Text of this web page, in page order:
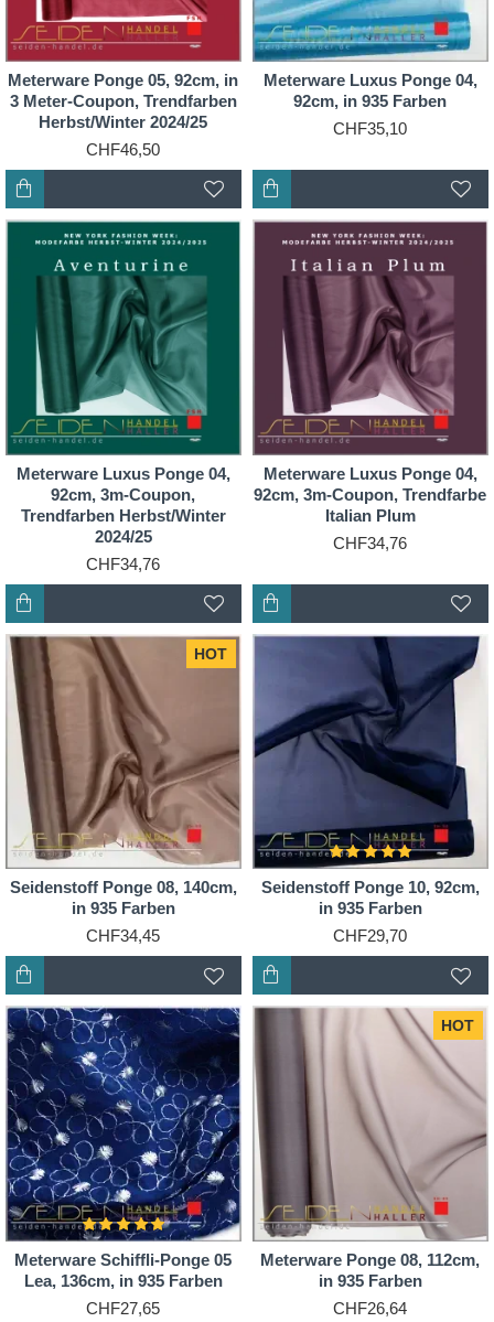
Meterware Ponge 05, 92cm, in
3 Meter-Coupon, Trendfarben
Herbst/Winter 2024/25
CHF46,50
Meterware Luxus Ponge 04,
92cm, in 935 Farben
CHF35,10
Meterware Luxus Ponge 04,
92cm, 3m-Coupon,
Trendfarben Herbst/Winter
2024/25
CHF34,76
Meterware Luxus Ponge 04,
92cm, 3m-Coupon, Trendfarbe
Italian Plum
CHF34,76
HOT
Seidenstoff Ponge 08, 140cm,
in 935 Farben
CHF34,45
Seidenstoff Ponge 10, 92cm,
in 935 Farben
CHF29,70
Meterware Schiffli-Ponge 05
Lea, 136cm, in 935 Farben
CHF27,65
HOT
Meterware Ponge 08, 112cm,
in 935 Farben
CHF26,64